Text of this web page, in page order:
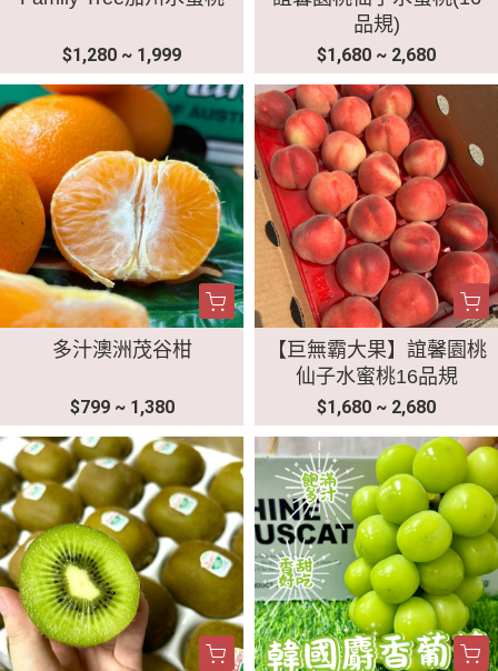
$1,280 ~ 1,999
品規)
$1,680 ~ 2,680
多汁澳洲茂谷柑
$799 ~ 1,380
【巨無霸大果】誼馨園桃
仙子水蜜桃16品規
$1,680 ~ 2,680